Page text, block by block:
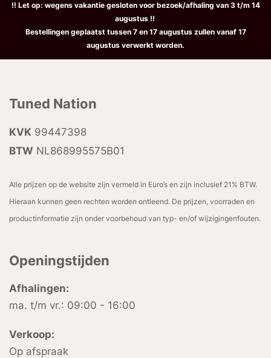
!! Let op: wegens vakantie gesloten voor bezoek/afhaling van 3 t/m 14
augustus !!
Bestellingen geplaatst tussen 7 en 17 augustus zullen vanaf 17
augustus verwerkt worden.
Tuned Nation
KVK 99447398
BTW NL868995575B01
Alle prijzen op de website zijn vermeld in Euro’s en zijn inclusief 21% BTW.
Hieraan kunnen geen rechten worden ontleend. De prijzen, voorraden en
productinformatie zijn onder voorbehoud van typ- en/of wijzigingenfouten.
Openingstijden
Afhalingen:
ma. t/m vr.: 09:00 - 16:00
Verkoop:
Op afspraak